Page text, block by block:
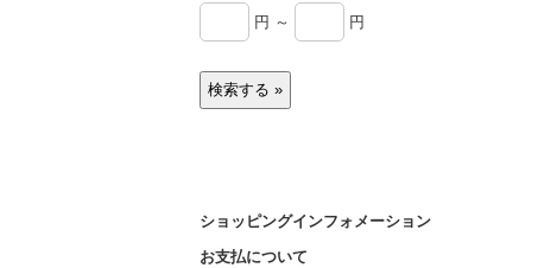
円 ～
円
ショッピングインフォメーション
お支払について